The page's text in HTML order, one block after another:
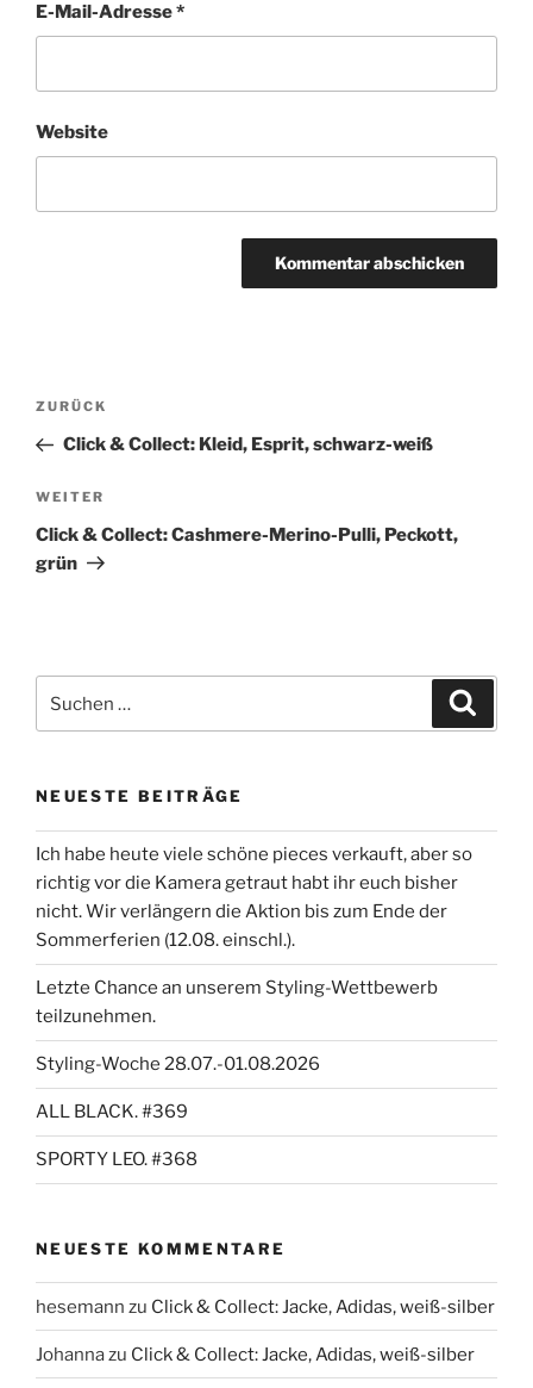
E-Mail-Adresse*
Website
Beitragsnavigation
Vorheriger
Beitrag
ZURÜCK
Click & Collect: Kleid, Esprit, schwarz-weiß
Nächster
Beitrag
WEITER
Click & Collect: Cashmere-Merino-Pulli, Peckott,
grün
nach:
NEUESTE BEITRÄGE
Ich habe heute viele schöne pieces verkauft, aber so
richtig vor die Kamera getraut habt ihr euch bisher
nicht. Wir verlängern die Aktion bis zum Ende der
Sommerferien (12.08. einschl.).
Letzte Chance an unserem Styling-Wettbewerb
teilzunehmen.
Styling-Woche 28.07.-01.08.2026
ALL BLACK. #369
SPORTY LEO. #368
NEUESTE KOMMENTARE
hesemann zu Click & Collect: Jacke, Adidas, weiß-silber
Johannazu Click & Collect: Jacke, Adidas, weiß-silber